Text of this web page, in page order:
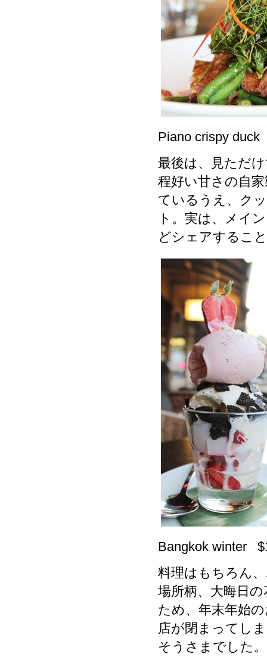
Piano crispy
最後は、見ただ
程好い甘さの自
ているうえ、ク
ト。実は、メイ
どシェアするこ
Bangkok winter
料理はもちろん
場所柄、大晦日
ため、年末年始
店が閉まってし
そうさまでした。